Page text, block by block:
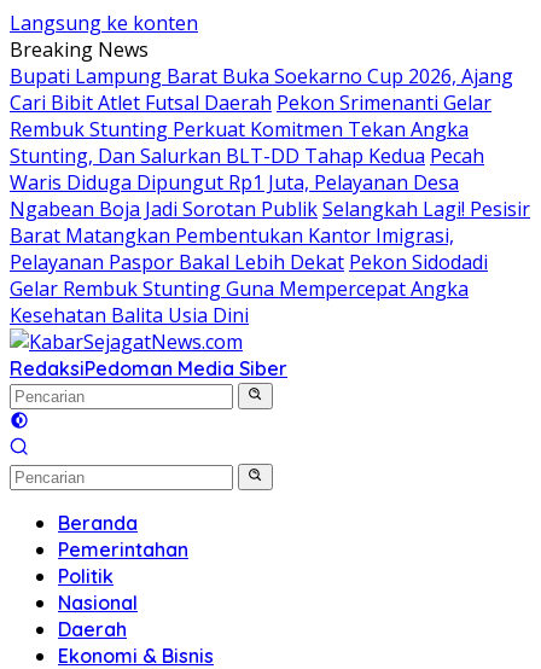
Langsung ke konten
Breaking News
Bupati Lampung Barat Buka Soekarno Cup 2026, Ajang
Cari Bibit Atlet Futsal Daerah Pekon Srimenanti Gelar
Rembuk Stunting Perkuat Komitmen Tekan Angka
Stunting, Dan Salurkan BLT-DD Tahap Kedua Pecah
Waris Diduga Dipungut Rp1 Juta, Pelayanan Desa
Ngabean Boja Jadi Sorotan PublikSelangkah Lagi! Pesisir
Barat Matangkan Pembentukan Kantor Imigrasi,
Pelayanan Paspor Bakal Lebih Dekat Pekon Sidodadi
Gelar Rembuk Stunting Guna Mempercepat Angka
Kesehatan Balita Usia Dini
RedaksiPedoman Media Siber
Beranda
Pemerintahan
Politik
Nasional
Daerah
Ekonomi & Bisnis